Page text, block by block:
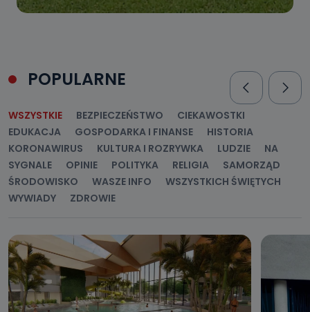
POPULARNE
WSZYSTKIE BEZPIECZEŃSTWO
CIEKAWOSTKI
EDUKACJA
GOSPODARKA I FINANSE
HISTORIA
KORONAWIRUS
KULTURA I ROZRYWKA LUDZIE
NA
SYGNALE
OPINIE POLITYKA RELIGIA
SAMORZĄD
ŚRODOWISKO
WASZE INFO
WSZYSTKICH ŚWIĘTYCH
WYWIADY
ZDROWIE